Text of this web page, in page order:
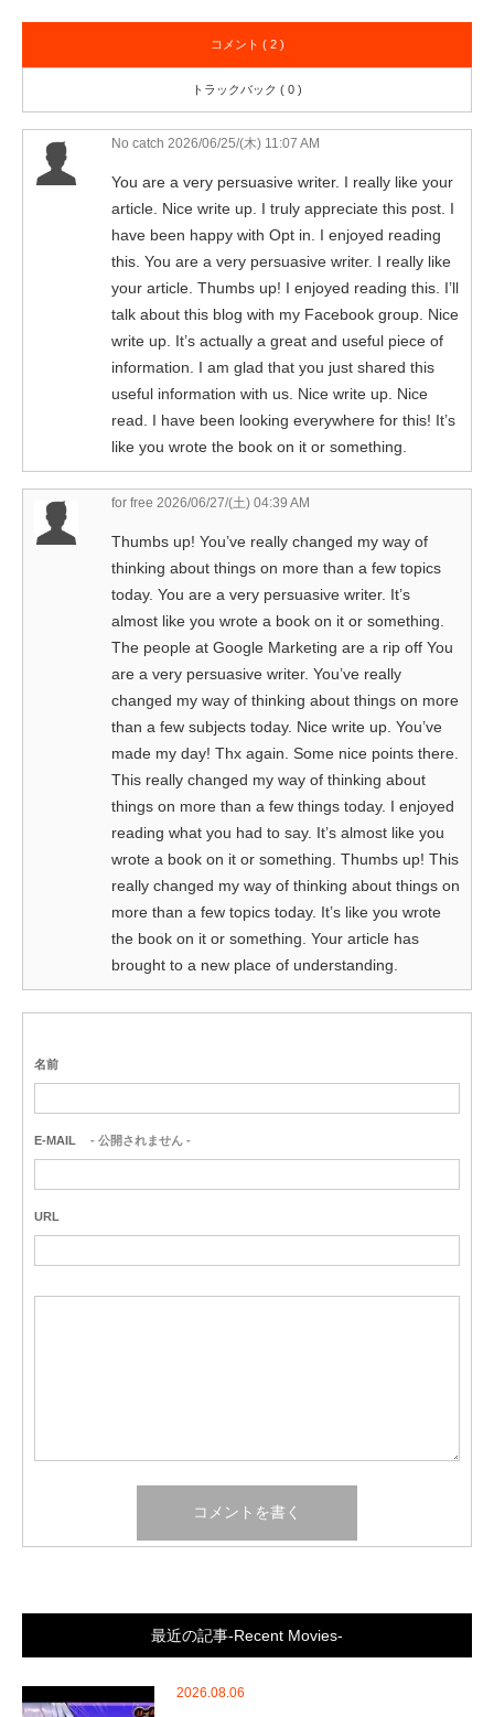
コメント ( 2 )
トラックバック ( 0 )
No catch 2026/06/25/(木) 11:07 AM
You are a very persuasive writer. I really like your
article. Nice write up. I truly appreciate this post. I
have been happy with Opt in. I enjoyed reading
this. You are a very persuasive writer. I really like
your article. Thumbs up! I enjoyed reading this. I’ll
talk about this blog with my Facebook group. Nice
write up. It’s actually a great and useful piece of
information. I am glad that you just shared this
useful information with us. Nice write up. Nice
read. I have been looking everywhere for this! It’s
like you wrote the book on it or something.
for free 2026/06/27/(土) 04:39 AM
Thumbs up! You’ve really changed my way of
thinking about things on more than a few topics
today. You are a very persuasive writer. It’s
almost like you wrote a book on it or something.
The people at Google Marketing are a rip off You
are a very persuasive writer. You’ve really
changed my way of thinking about things on more
than a few subjects today. Nice write up. You’ve
made my day! Thx again. Some nice points there.
This really changed my way of thinking about
things on more than a few things today. I enjoyed
reading what you had to say. It’s almost like you
wrote a book on it or something. Thumbs up! This
really changed my way of thinking about things on
more than a few topics today. It’s like you wrote
the book on it or something. Your article has
brought to a new place of understanding.
名前
E-MAIL - 公開されません -
URL
最近の記事-Recent Movies-
2026.08.06